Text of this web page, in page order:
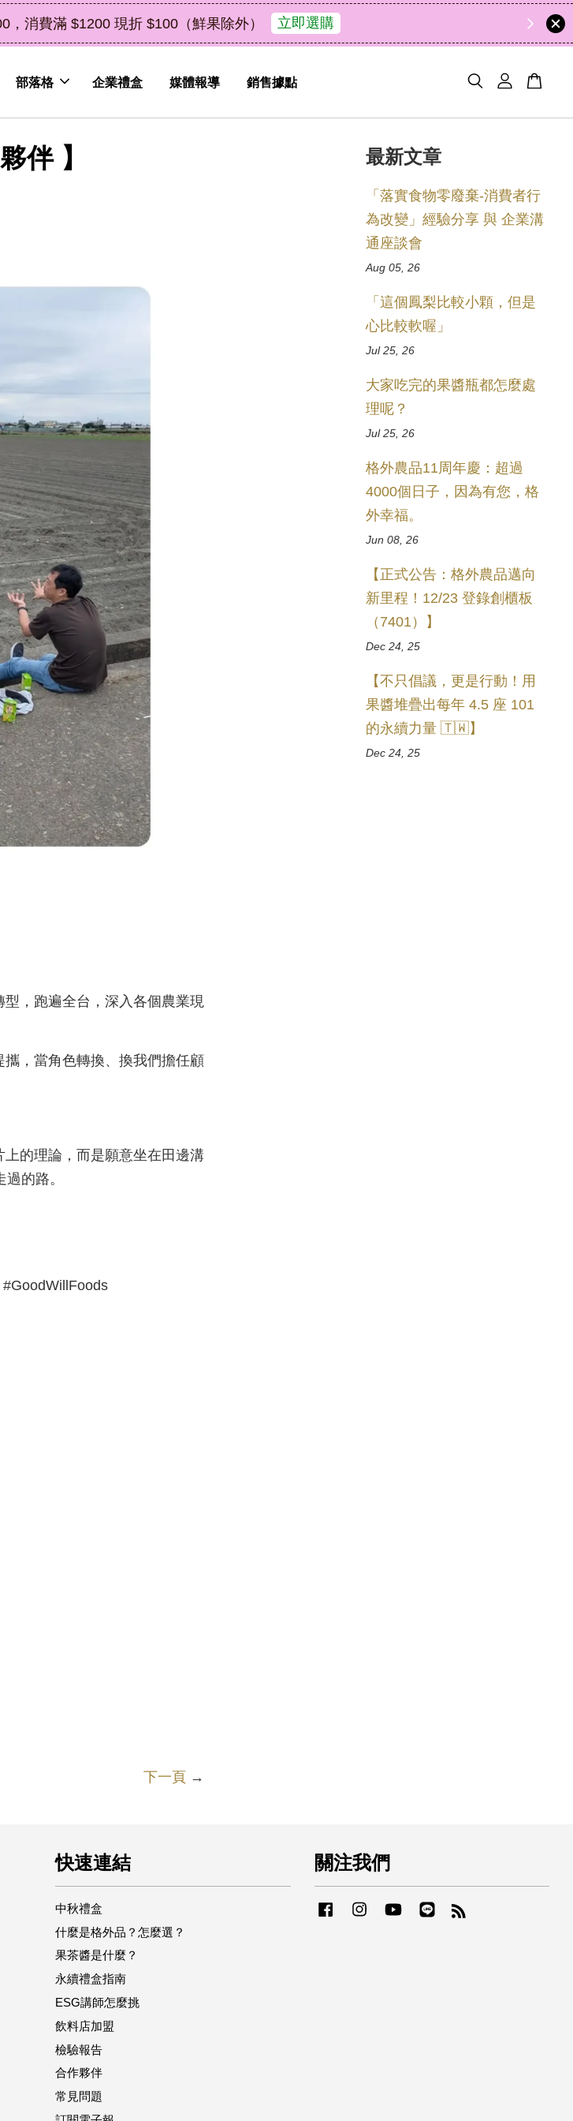
味・送禮自用兩相宜 了解詳情 49
天 小時
43
分鐘
12
秒
部落格 企業禮盒 媒體報導 銷售據點
伴 】
，跑遍全台，深入各個農業現
，當角色轉換、換我們擔任顧
的理論，而是願意坐在田邊溝
的路。
下一頁→
最新文章
「落實食物零廢棄-消費者行
為改變」經驗分享 與 企業溝
通座談會
Aug 05, 26
「這個鳳梨比較小顆，但是
心比較軟喔」
Jul 25, 26
大家吃完的果醬瓶都怎麼處
理呢？
Jul 25, 26
格外農品11周年慶：超過
4000個日子，因為有您，格
外幸福。
Jun 08, 26
【正式公告：格外農品邁向
新里程！12/23 登錄創櫃板
（7401）】
Dec 24, 25
【不只倡議，更是行動！用
果醬堆疊出每年 4.5 座 101
的永續力量 🇹🇼】
Dec 24, 25
快速連結
中秋禮盒
什麼是格外品？怎麼選？
果茶醬是什麼？
永續禮盒指南
ESG講師怎麼挑
飲料店加盟
檢驗報告
合作夥伴
常見問題
關注我們
FacebookInstagramYouTubeLine